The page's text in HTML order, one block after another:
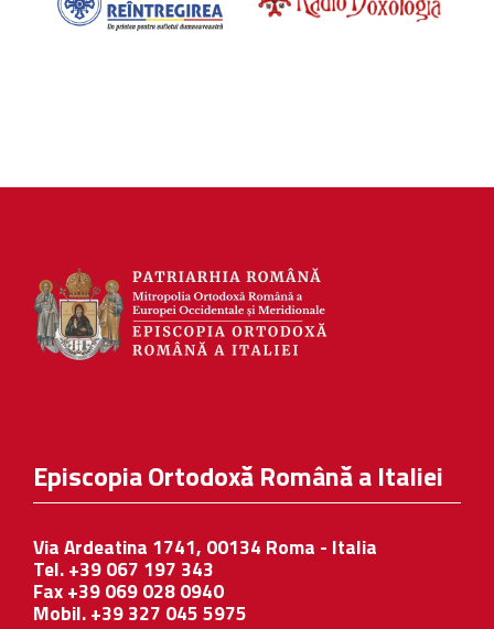
Episcopia Ortodoxă Română a Italiei
Via Ardeatina 1741, 00134 Roma - Italia
Tel. +39 067 197 343
Fax +39 069 028 0940
Mobil. +39 327 045 5975